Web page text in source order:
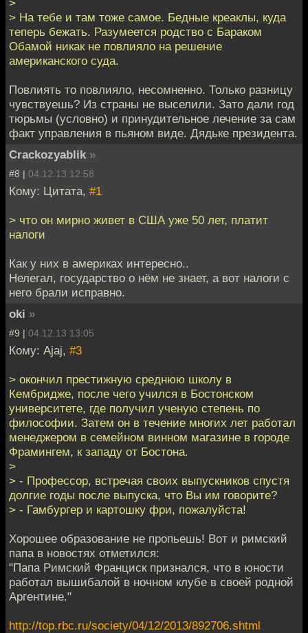
> На тебе и там тоже самое. Бедные креаклы, куда
теперь бежать. Разумеется родство с Бараком
Обамой никак не повлияло на решение
американского суда.
Повлиять то повлияло, несомненно. Только разницу
чувствуешь? Из страны не выселили. Зато дали год
тюрьмы (условно) и принудительное лечение за сам
факт управления в пьяном виде. Дядьке президента.
Crackozyablik »
#8 | 04.12.13 12:58
Кому: Цитата, #1
> что он мирно живет в США уже 50 лет, платит
налоги
Как у них в америках интересно..
Нелегал, государство о нём не знает, а вот налоги с
него брали исправно.
oki »
#9 | 04.12.13 13:05
Кому: Ajaj, #3
> окончил престижную среднюю школу в
Кембридже, после чего учился в Бостонском
университете, где получил ученую степень по
философии. Затем он в течение многих лет работал
менеджером в семейном винном магазине в городе
Фрамингем, к западу от Бостона.
>
> - Профессор, встречая своих выпускников спустя
долгие годы после выпуска, что Вы им говорите?
> - Гамбургер и картошку фри, пожалуйста!
Хорошее образование не пропьешь! Вот и римский
папа в новостях отметился:
"Папа Римский Франциск признался, что в юности
работал вышибалой в ночном клубе в своей родной
Аргентине."
http://top.rbc.ru/society/04/12/2013/892706.shtml